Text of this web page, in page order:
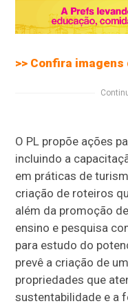
>> Confira
O PL propõe ações
incluindo a
em práticas de
criação de roteiros
além da promoção
ensino e pesquisa
para estudo do
prevê a criação de
propriedades que
sustentabilidade e a